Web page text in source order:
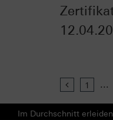
Previous
1 ...
Im Durchschnitt